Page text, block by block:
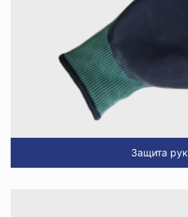
Защита рук